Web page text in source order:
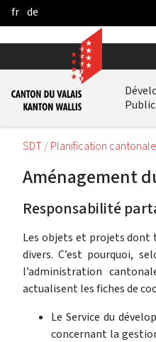
Skip to Main Content
fr de
SDT Planification cantonale
Aménagement
Responsabilité
Les objets et projets dont
divers. C’est pourquoi,
l’administration
actualisent les fiches de
Le Service du
concernant la